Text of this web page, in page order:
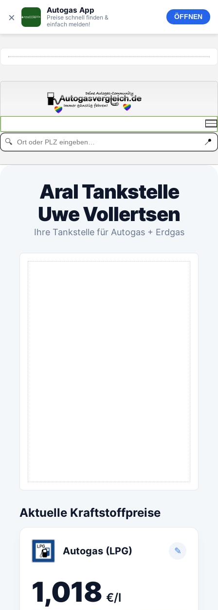
× Autogas App
Preise schnell finden &
einfach melden!
ÖFFNEN
🔍 📍
Aral Tankstelle
Uwe Vollertsen
Ihre Tankstelle für Autogas + Erdgas
Aktuelle Kraftstoffpreise
Autogas (LPG) ✎
1,018 €/l